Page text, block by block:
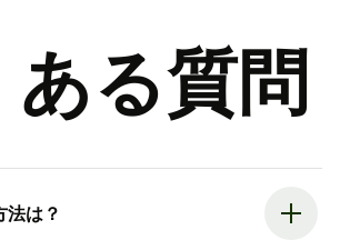
ある質問
法は？